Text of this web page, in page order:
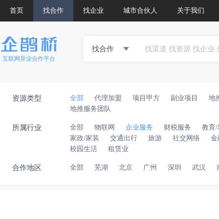
首页 找合作 找企业 城市合伙人 关于我们
互联网异业合作平台
找合作
资源类型 全部 代理加盟 项目甲方 副业项目
地
地推服务团队
所属行业 全部 物联网 企业服务 财税服务
教育/
家政/家装
交通出行 旅游 社交网络
金
校园生活
租赁业
合作地区 全部 芜湖 北京 广州 深圳 武汉